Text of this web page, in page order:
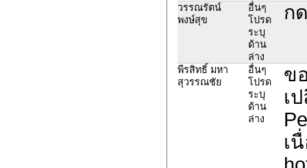
วรรณรัตน์
พงษ์สุข
อื่นๆ
โปรด
ระบุ
ด้าน
ล่าง
ก
พีรสิทธิ์ มหา
สุวรรณชัย
อื่นๆ
โปรด
ระบุ
ด้าน
ล่าง
ข
เ
เ